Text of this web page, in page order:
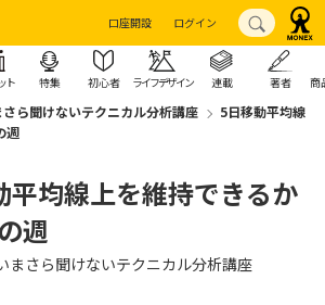
口座開設 ログイン
ト 特集 初心者 ライフデザイン 連載 著者 商
ら聞けないテクニカル分析講座
5日移動平均線
週
平均線上を維持できるか
週
まさら聞けないテクニカル分析講座